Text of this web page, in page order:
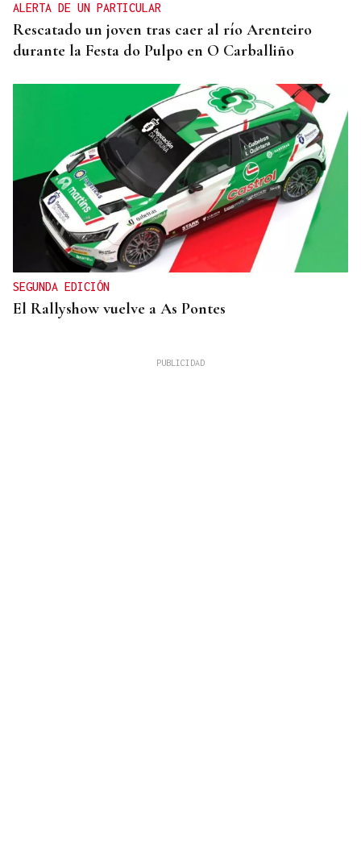
ALERTA DE UN PARTICULAR
Rescatado un joven tras caer al río Arenteiro
durante la Festa do Pulpo en O Carballiño
SEGUNDA EDICIÓN
El Rallyshow vuelve a As Pontes